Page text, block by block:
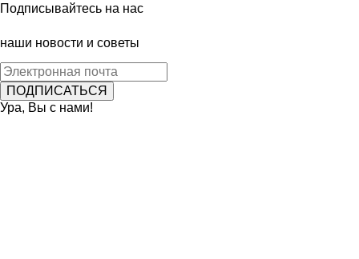
Подписывайтесь на нас
наши новости и советы
Ура, Вы с нами!